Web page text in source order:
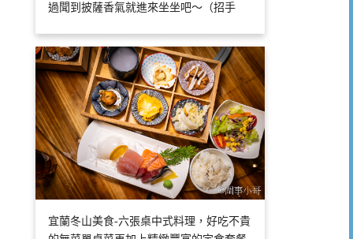
過聞到披薩香氣就進來坐坐吧～（招手
宜蘭冬山美食-六張桌中式料理，好吃不貴